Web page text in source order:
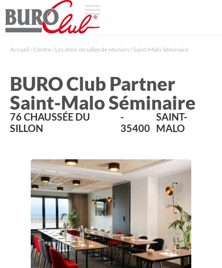
Accueil /Centre/ Location de salles de réunion / Saint-Malo Séminaire
BURO Club Partner
Saint-Malo Séminaire
76 CHAUSSÉE DU
SILLON
-
35400
SAINT-
MALO